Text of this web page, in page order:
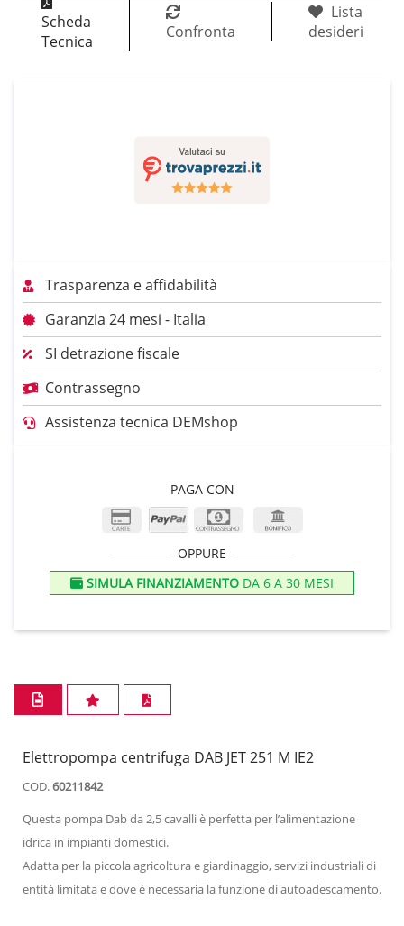
Scheda
Tecnica
Confronta
Lista
desideri
Trasparenza e affidabilità
Garanzia 24 mesi - Italia
SI detrazione fiscale
Contrassegno
Assistenza tecnica DEMshop
PAGA CON
OPPURE
SIMULA FINANZIAMENTO DA 6 A 30 MESI
Elettropompa centrifuga DAB JET 251 M IE2
COD.60211842
Questa pompa Dab da 2,5 cavalli è perfetta per l’alimentazione
idrica in impianti domestici.
Adatta per la piccola agricoltura e giardinaggio, servizi industriali di
entità limitata e dove è necessaria la funzione di autoadescamento.